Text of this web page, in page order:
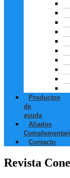
Productos
de
ayuda
Aliados
Contacto
Revista